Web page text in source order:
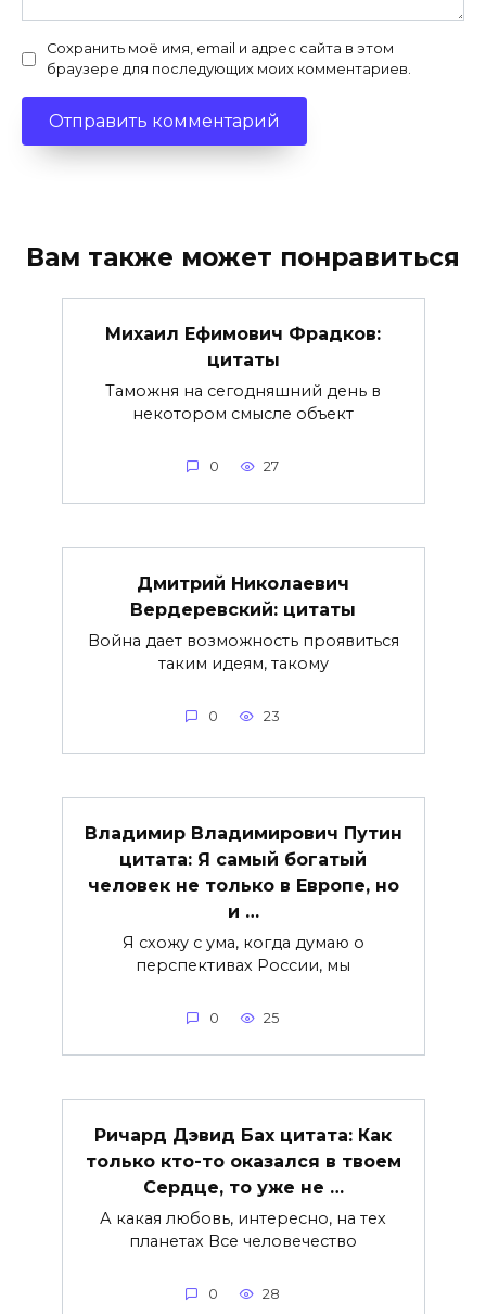
Сохранить моё имя, email и адрес сайта в этом
браузере для последующих моих комментариев.
Вам также может понравиться
Михаил Ефимович Фрадков:
цитаты
Таможня на сегодняшний день в
некотором смысле объект
0 27
Дмитрий Николаевич
Вердеревский: цитаты
Война дает возможность проявиться
таким идеям, такому
0 23
Владимир Владимирович Путин
цитата: Я самый богатый
человек не только в Европе, но
и …
Я схожу с ума, когда думаю о
перспективах России, мы
0 25
Ричард Дэвид Бах цитата: Как
только кто-то оказался в твоем
Сердце, то уже не …
А какая любовь, интересно, на тех
планетах Все человечество
0 28